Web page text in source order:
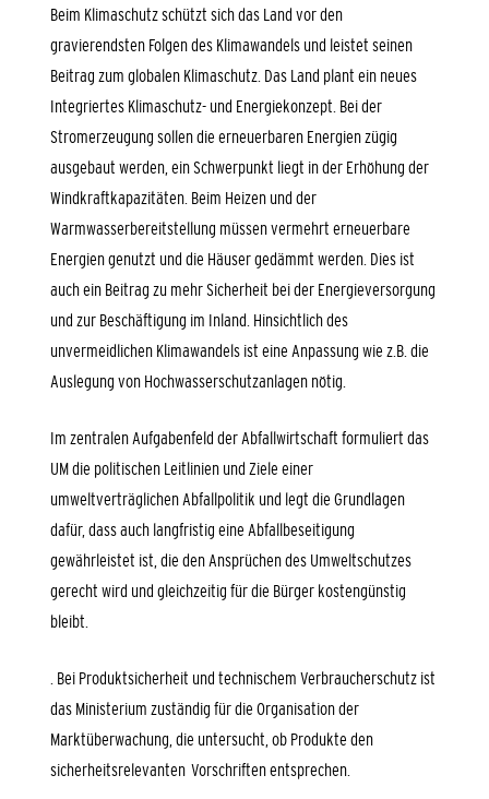
Beim Klimaschutzschützt sich das Land vor den
gravierendsten Folgen des Klimawandels und leistet seinen
Beitrag zum globalen Klimaschutz. Das Land plant ein neues
Integriertes Klimaschutz- und Energiekonzept. Bei der
Stromerzeugung sollen die erneuerbaren Energien zügig
ausgebaut werden, ein Schwerpunkt liegt in der Erhöhung der
Windkraftkapazitäten. Beim Heizen und der
Warmwasserbereitstellung müssen vermehrt erneuerbare
Energien genutzt und die Häuser gedämmt werden. Dies ist
auch ein Beitrag zu mehr Sicherheit bei der Energieversorgung
und zur Beschäftigung im Inland. Hinsichtlich des
unvermeidlichen Klimawandels ist eine Anpassung wie z.B. die
Auslegung von Hochwasserschutzanlagen nötig.
Im zentralen Aufgabenfeld der Abfallwirtschaft formuliert das
UM die politischen Leitlinien und Ziele einer
umweltverträglichen Abfallpolitik und legt die Grundlagen
dafür, dass auch langfristig eine Abfallbeseitigung
gewährleistet ist, die den Ansprüchen des Umweltschutzes
gerecht wird und gleichzeitig für die Bürger kostengünstig
bleibt.
. Bei Produktsicherheit und technischem Verbraucherschutz ist
das Ministerium zuständig für die Organisation der
Marktüberwachung, die untersucht, ob Produkte den
sicherheitsrelevanten Vorschriften entsprechen.